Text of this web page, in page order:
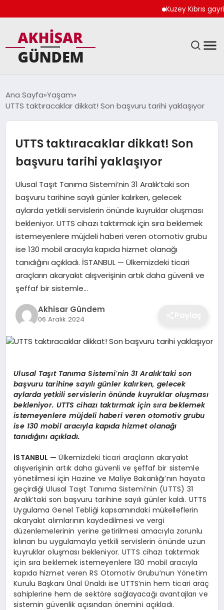
Kuzey Kıbrıs
EKONOMI
SPOR
TEKNOLOJI
YAŞAM
Ana Sayfa Yaşam
UTTS taktıracaklar dikkat! Son başvuru tarihi yaklaşıyor
UTTS taktıracaklar dikkat! Son
başvuru tarihi yaklaşıyor
Ulusal Taşıt Tanıma Sistemi’nin 31 Aralık’taki son
başvuru tarihine sayılı günler kalırken, gelecek
aylarda yetkili servislerin önünde kuyruklar oluşması
bekleniyor. UTTS cihazı taktırmak için sıra beklemek
istemeyenlere müjdeli haberi veren otomotiv grubu
ise 130 mobil aracıyla kapıda hizmet olanağı
tanıdığını açıkladı. İSTANBUL — Ülkemizdeki ticari
araçların akaryakıt alışverişinin artık daha güvenli ve
şeffaf bir sistemle…
Akhisar Gündem
06 Aralık 2024
Ulusal Taşıt Tanıma Sistemi’nin 31 Aralık’taki son
başvuru tarihine sayılı günler kalırken, gelecek
aylarda yetkili servislerin önünde kuyruklar oluşması
bekleniyor. UTTS cihazı taktırmak için sıra beklemek
istemeyenlere müjdeli haberi veren otomotiv grubu
ise 130 mobil aracıyla kapıda hizmet olanağı
tanıdığını açıkladı.
İSTANBUL —Ülkemizdeki ticari araçların akaryakıt
alışverişinin artık daha güvenli ve şeffaf bir sistemle
yönetilmesi için Hazine ve Maliye Bakanlığı’nın hayata
geçirdiği Ulusal Taşıt Tanıma Sistemi’nin (UTTS) 31
Aralık’taki son başvuru tarihine sayılı günler kaldı. UTTS
Uygulama Genel Tebliği kapsamındaki mükelleflerin
akaryakıt alımlarının kaydedilmesi ve vergi
düzenlemelerinin yerine getirilmesi amacıyla zorunlu
kılınan bu uygulamayla yetkili servislerin önünde uzun
kuyruklar oluşması bekleniyor. UTTS cihazı taktırmak
için sıra beklemek istemeyenlere 130 mobil aracıyla
kapıda hizmet veren RS Otomotiv Grubu’nun Yönetim
Kurulu Başkanı Ünal Ünaldı ise UTTS’nin hem ticari araç
sahiplerine hem de sektöre sağlayacağı avantajları ve
sistemin güvenlik açısından önemini açıkladı.